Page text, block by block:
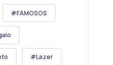
FAMOSOS
Lazer